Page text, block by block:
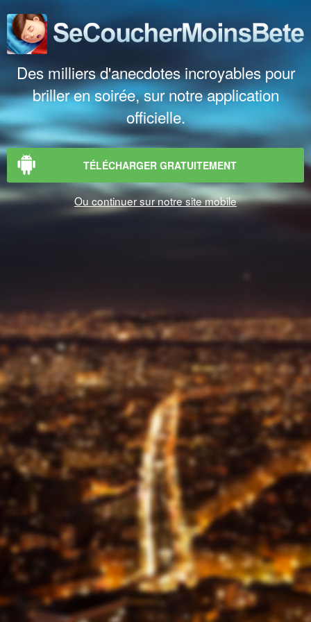
Des milliers d'anecdotes incroyables pour
briller en soirée, sur notre application
officielle.
TÉLÉCHARGER GRATUITEMENT
Ou continuer sur notre site mobile